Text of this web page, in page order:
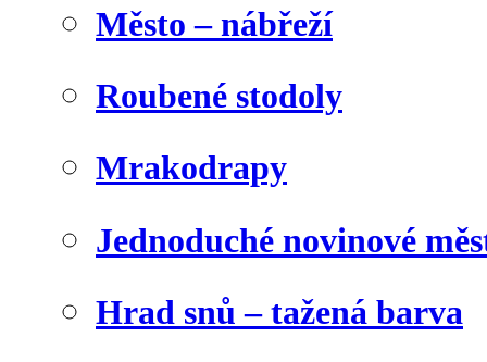
Město – nábřeží
Roubené stodoly
Mrakodrapy
Jednoduché novinové
Hrad snů – tažená barva